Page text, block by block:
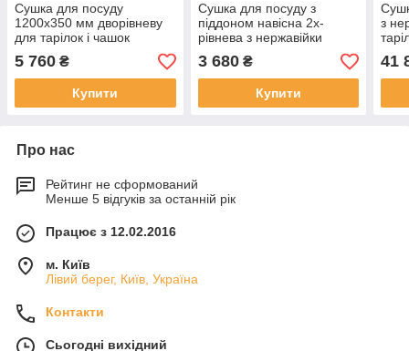
Сушка для посуду
1200x350 мм дворівневу
для тарілок і чашок
5 760 ₴
Купити
Сушка для посуду з
піддоном навісна 2х-
рівнева з нержавійки
3 680₴
Купити
з
41
Про нас
Рейтинг не сформований
Менше 5 відгуків за останній рік
Працює з 12.02.2016
м. Київ
Лівий берег, Київ, Україна
Контакти
Сьогодні вихідний